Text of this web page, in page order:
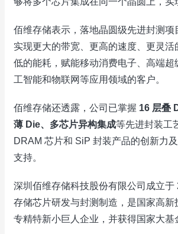
佰维存储表示，落地晶圆级先进封测项
实现更大的带宽、更高的速度、更灵活
低的能耗，赋能移动消费电子、高端超
工智能和物联网等应用领域的客户。
佰维存储还透露，公司已掌握 16 层叠
薄 Die、多芯片异构集成等先进封装工
DRAM 芯片和 SiP 封装产品的创新力
支持。
深圳佰维存储科技股份有限公司成立于
存储芯片研发与封测制造，是国家高新
专精特新小巨人企业，并获得国家大基